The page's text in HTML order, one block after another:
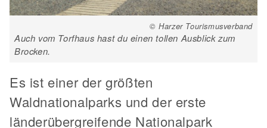
© Harzer Tourismusverband
Auch vom Torfhaus hast du einen tollen Ausblick zum
Brocken.
Es ist einer der größten
Waldnationalparks und der erste
länderübergreifende Nationalpark